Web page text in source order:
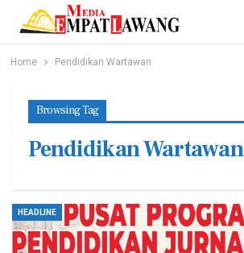
Home Pendidikan Wartawan
Browsing Tag
Pendidikan Wartawan
HEADLINE